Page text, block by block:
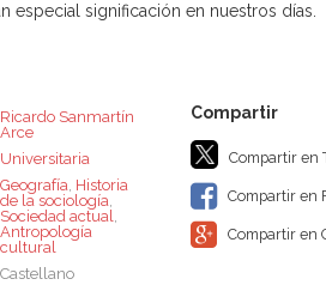
especial significación en nuestros días.
Ricardo Sanmartín
Arce
Universitaria
Geografía, Historia
de la sociología,
Sociedad actual,
Antropología
cultural
Castellano
Compartir en
Compartir en
Compartir en